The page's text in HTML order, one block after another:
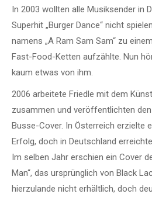
In 2003 wollten alle Musiksender in
Superhit „Burger Dance“ nicht
namens „A Ram Sam Sam“ zu
Fast-Food-Ketten aufzählte. Nun
kaum etwas von ihm.
2006 arbeitete Friedle mit dem
zusammen und veröffentlichten den
Busse-Cover. In Österreich erzielte
Erfolg, doch in Deutschland
Im selben Jahr erschien ein Cover
Man“, das ursprünglich von Black
hierzulande nicht erhältlich, doch